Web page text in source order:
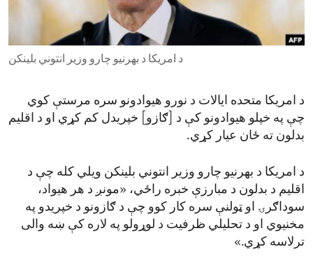
ENVIRONMENT AND HEALTH
IDEALS AND INSTITUTIONS
د امریکا د بهرنیو چارو وزیر انتوني بلینکن
د امریکا متحده ایالات د نورو هیوادونو سره مرستې کوي
چې په خپلو هیوادونو کې د [ګازو] خپریدل کم کړي او د اقلیم
بدلون ته ځان عیار کړي.
د امریکا د بهرنیو چارو وزیر انتوني بلینکن ویلي کله چې د
اقلیم د بدلون د مبارزې خبره راځي، «مونږ د هر هیواد،
سوداګرۍ او ټولنې سره کار کوو چې د ګازونو د خپریدو په
مخنیوي او د تحلیلي ظرفیت د لوړولو په لاره کې ښه والی
ترلاسه کړي.»